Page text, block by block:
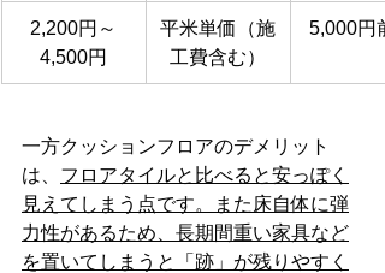
2,200円～
4,500円
平米単価（施
工費含む）
5,000円
一方クッションフロアのデメリット
は、 フロアタイルと比べると安っぽく
見えてしまう点です。また床自体に弾
力性があるため、長期間重い家具など
を置いてしまうと「跡」が残りやすく